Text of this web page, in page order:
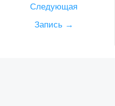
Следующая
Запись →